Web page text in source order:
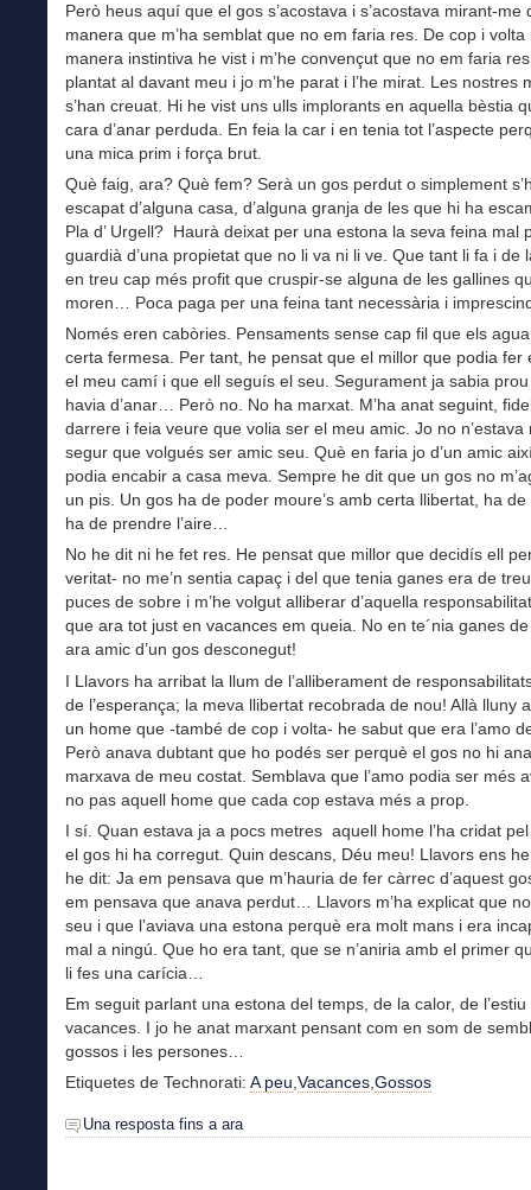
Però heus aquí que el gos s’acostava i s’acostava mirant-me
manera que m’ha semblat que no em faria res. De cop i volta
manera instintiva he vist i m’he convençut que no em faria
plantat al davant meu i jo m’he parat i l’he mirat. Les nostres
s’han creuat. Hi he vist uns ulls implorants en aquella bèstia
cara d’anar perduda. En feia la car i en tenia tot l’aspecte
una mica prim i força brut.
Què faig, ara? Què fem? Serà un gos perdut o simplement
escapat d’alguna casa, d’alguna granja de les que hi ha
Pla d’ Urgell? Haurà deixat per una estona la seva feina mal
guardià d’una propietat que no li va ni li ve. Que tant li fa i de
en treu cap més profit que cruspir-se alguna de les gallines
moren… Poca paga per una feina tant necessària i
Només eren cabòries. Pensaments sense cap fil que els
certa fermesa. Per tant, he pensat que el millor que podia fer
el meu camí i que ell seguís el seu. Segurament ja sabia
havia d’anar… Però no. No ha marxat. M’ha anat seguint,
darrere i feia veure que volia ser el meu amic. Jo no n’estava
segur que volgués ser amic seu. Què en faria jo d’un amic
podia encabir a casa meva. Sempre he dit que un gos no
un pis. Un gos ha de poder moure’s amb certa llibertat, ha de
ha de prendre l’aire…
No he dit ni he fet res. He pensat que millor que decidís ell
veritat- no me’n sentia capaç i del que tenia ganes era de
puces de sobre i m’he volgut alliberar d’aquella
que ara tot just en vacances em queia. No en te´nia ganes
ara amic d’un gos desconegut!
I Llavors ha arribat la llum de l’alliberament de
de l’esperança; la meva llibertat recobrada de nou! Allà lluny
un home que -també de cop i volta- he sabut que era l’amo
Però anava dubtant que ho podés ser perquè el gos no hi
marxava de meu costat. Semblava que l’amo podia ser més
no pas aquell home que cada cop estava més a prop.
I sí. Quan estava ja a pocs metres aquell home l’ha cridat
el gos hi ha corregut. Quin descans, Déu meu! Llavors ens
he dit: Ja em pensava que m’hauria de fer càrrec d’aquest
em pensava que anava perdut… Llavors m’ha explicat que
seu i que l’aviava una estona perquè era molt mans i era
mal a ningú. Que ho era tant, que se n’aniria amb el primer
li fes una carícia…
Em seguit parlant una estona del temps, de la calor, de l’estiu
vacances. I jo he anat marxant pensant com en som de
gossos i les persones…
Etiquetes de Technorati: A peu Vacances Gossos
Una resposta fins a ara